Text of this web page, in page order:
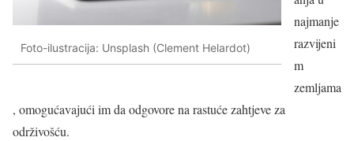
Foto-ilustracija: Unsplash (Clement Helardot)
najmanje
razvijeni
m
zemljama
, omogućavajući im da odgovore na rastuće zahtjeve za
održivošću.